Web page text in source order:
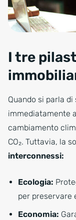
I tre
Quando si parla
immediatamente
cambiamento
CO₂. Tuttavia, la
interconnessi:
Ecologia:
per preservare
Economia: